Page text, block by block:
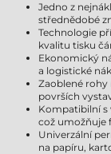
Jedno z
střednědobé
Technologie
kvalitu tisku
Ekonomický
a logistické
Zaoblené
površích
Kompatibilní s
což umožňuje
Univerzální
na papíru,